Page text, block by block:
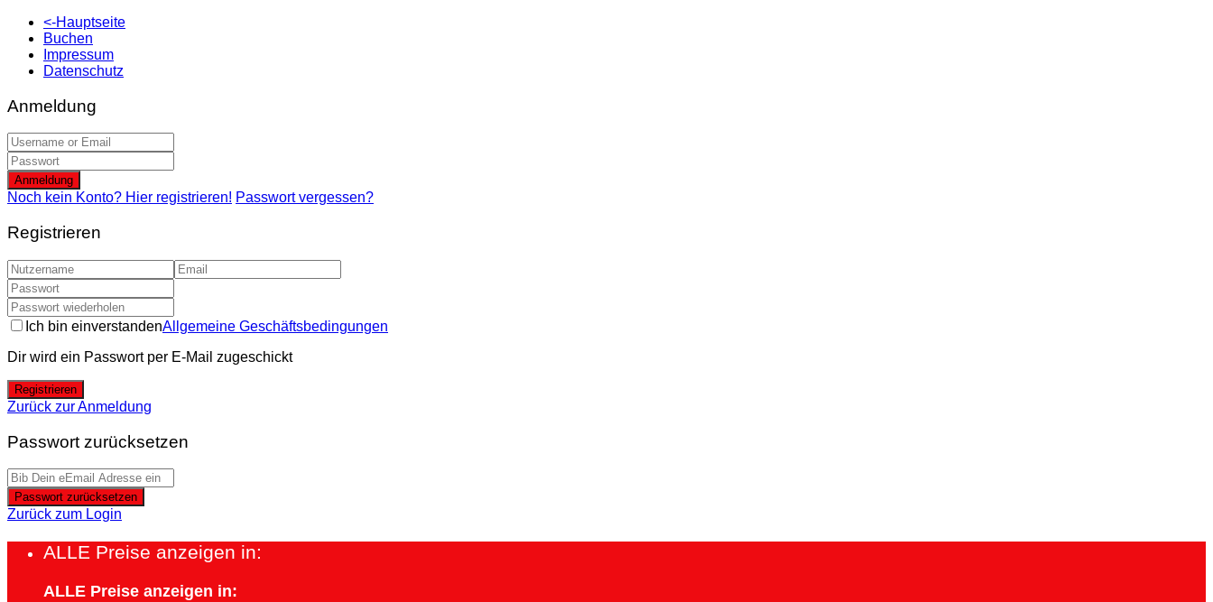
<-Hauptseite
Buchen
Impressum
Datenschutz
Anmeldung
Anmeldung
Noch kein Konto? Hier registrieren! Passwort vergessen?
Registrieren
Ich bin einverstandenAllgemeine Geschäftsbedingungen
Dir wird ein Passwort per E-Mail zugeschickt
Registrieren
Zurück zur Anmeldung
Passwort zurücksetzen
Passwort zurücksetzen
Zurück zum Login
ALLE Preise anzeigen in:
ALLE Preise anzeigen in: